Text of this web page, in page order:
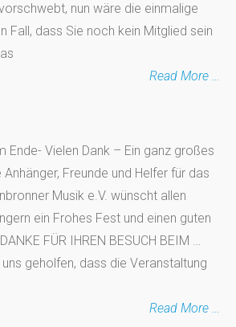
nun wäre die einmalige
Fall, dass Sie noch kein Mitglied sein
Read More …
Ende- Vielen Dank – Ein ganz großes
Freunde und Helfer für das
Musik e.V. wünscht allen
ein Frohes Fest und einen guten
FÜR IHREN BESUCH BEIM …
geholfen, dass die Veranstaltung
Read More …